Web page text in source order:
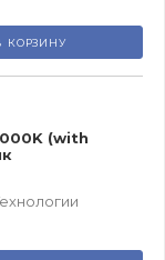
КОРЗИНУ
(with